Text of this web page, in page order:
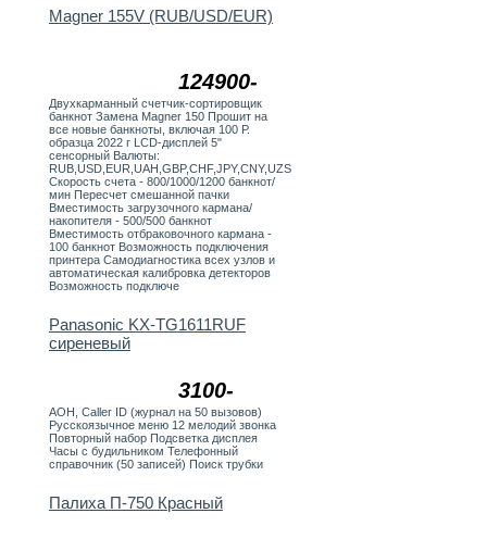
124900-
Magner 155V (RUB/USD/EUR)
Двухкарманный счетчик-сортировщик
банкнот Замена Magner 150 Прошит на
все новые банкноты, включая 100 Р.
образца 2022 г LCD-дисплей 5"
сенсорный Валюты:
RUB,USD,EUR,UAH,GBP,CHF,JPY,CNY,UZS
Скорость счета - 800/1000/1200 банкнот/
мин Пересчет смешанной пачки
Вместимость загрузочного кармана/
накопителя - 500/500 банкнот
Вместимость отбраковочного кармана -
100 банкнот Возможность подключения
принтера Самодиагностика всех узлов и
автоматическая калибровка детекторов
Возможность подключе
3100-
Panasonic KX-TG1611RUF
сиреневый
АОН, Caller ID (журнал на 50 вызовов)
Русскоязычное меню 12 мелодий звонка
Повторный набор Подсветка дисплея
Часы с будильником Телефонный
справочник (50 записей) Поиск трубки
Палиха П-750 Красный